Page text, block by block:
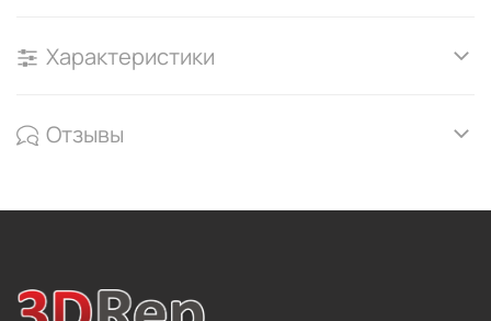
Характеристики
Отзывы